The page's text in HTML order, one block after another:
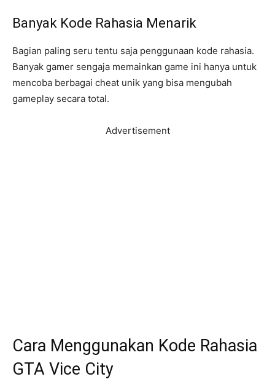
Banyak Kode Rahasia Menarik
Bagian paling seru tentu saja penggunaan kode rahasia.
Banyak gamer sengaja memainkan game ini hanya untuk
mencoba berbagai cheat unik yang bisa mengubah
gameplay secara total.
Advertisement
Cara Menggunakan Kode Rahasia
GTA Vice City